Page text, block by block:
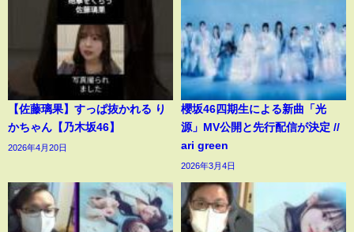
【佐藤璃果】すっぱ抜かれる り
かちゃん【乃木坂46】
2026年4月20日
櫻坂46四期生による新曲「光
源」MV公開と先行配信が決定 //
ari green
2026年3月4日